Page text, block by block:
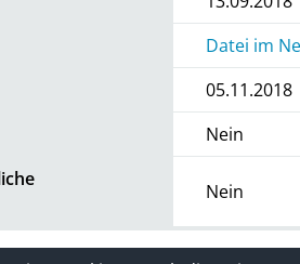
Datei im
05.11.2018
Nein
Nein